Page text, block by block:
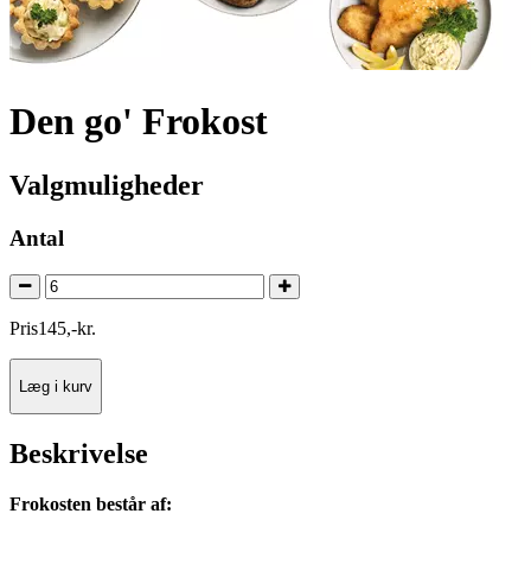
Den go' Frokost
Valgmuligheder
Antal
Pris145,-kr.
Læg i kurv
Beskrivelse
Frokosten består af: